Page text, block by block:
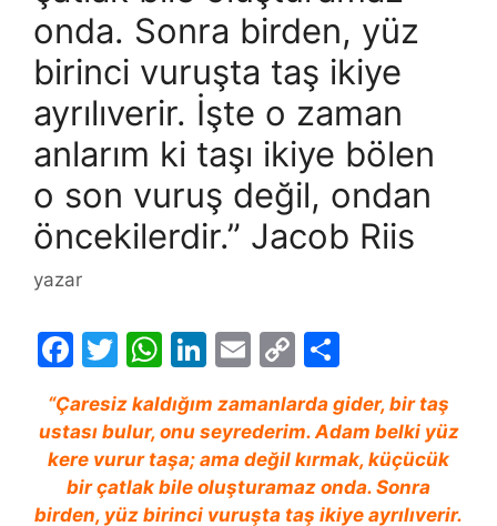
onda. Sonra birden, yüz
birinci vuruşta taş ikiye
ayrılıverir. İşte o zaman
anlarım ki taşı ikiye bölen
o son vuruş değil, ondan
öncekilerdir.” Jacob Riis
yazar
F
c
e
b
T
w
itt
er
W
h
at
s
A
Li
k
e
dI
E
ai
l
C
o
p
y
Li
h
ar
e
“Çaresiz kaldığım zamanlarda gider, bir taş
ustası bulur, onu seyrederim. Adam belki yüz
kere vurur taşa; ama değil kırmak, küçücük
bir çatlak bile oluşturamaz onda. Sonra
birden, yüz birinci vuruşta taş ikiye ayrılıverir.